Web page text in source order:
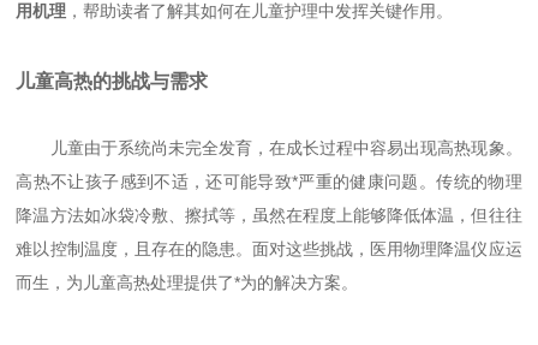
用机理 ，帮助读者了解其如何在儿童护理中发挥关键作用。
儿童高热的挑战与需求
儿童由于系统尚未完全发育，在成长过程中容易出现高热现象。
高热不让孩子感到不适，还可能导致*严重的健康问题。传统的物理
降温方法如冰袋冷敷、擦拭等，虽然在程度上能够降低体温，但往往
难以控制温度，且存在的隐患。面对这些挑战，医用物理降温仪应运
而生，为儿童高热处理提供了*为的解决方案。